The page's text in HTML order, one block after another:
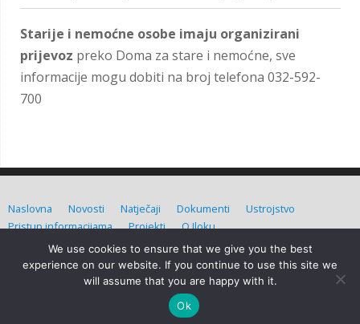
Starije i nemoćne osobe imaju organizirani
prijevoz preko Doma za stare i nemoćne, sve
informacije mogu dobiti na broj telefona 032-592-
700
Naslovna Novosti Natječaji Dokumenti
Ustrojstvo
Pristup informacijama
Projekti O Iloku
Grad Ilok (C) Sva prava pridržana. Izradio: Admin d.o.o.
Grad Ilok| Powered by Mantra&WordPress.
We use cookies to ensure that we give you the best
experience on our website. If you continue to use this site we
will assume that you are happy with it.
Ok